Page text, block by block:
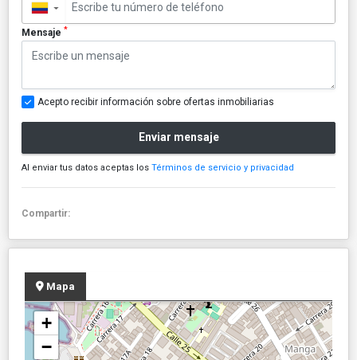
▼
Mensaje *
Acepto recibir información sobre ofertas inmobiliarias
Enviar mensaje
Al enviar tus datos aceptas los Términos de servicio y privacidad
Compartir:
Mapa
+
−